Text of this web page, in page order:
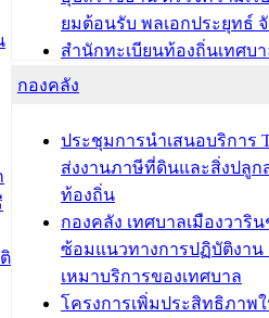
ยมต้อนรับ พลเอกประยุทธ์
สำนักทะเบียนท้องถิ่นเทศบ
การมอบทะเบียนบ้าน ทร
บ้าน (ท.ร.14) กรณีคนไม่มี
ถิ่นที่อยู่
ประชุมคณะกรรมการประเ
สำนัก/กอง/โรงเรียน/ศูนย์พั
บทความ อื่นๆ ...
กองคลัง
ประชุมการนำเสนอบริการ
ส่งงานภาษีที่ดินและสิ่งปลูก
ท้องถิ่น
กองคลัง เทศบาลเมืองวาริ
ซ้อมแนวทางการปฏิบัติงาน
เหมาบริการของเทศบาล
โครงการเพิ่มประสิทธิภาพ